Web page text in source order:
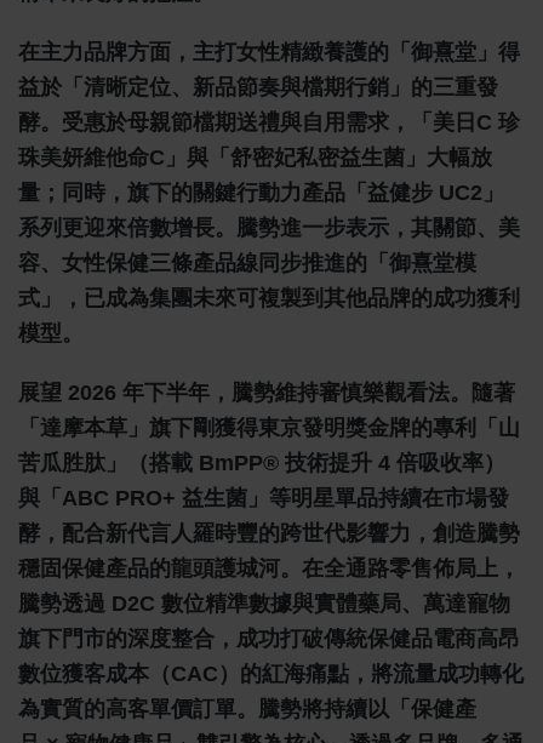
在主力品牌方面，主打女性精緻養護的「御熹堂」得
益於「清晰定位、新品節奏與檔期行銷」的三重發
酵。受惠於母親節檔期送禮與自用需求，「美日C 珍
珠美妍維他命C」與「舒密妃私密益生菌」大幅放
量；同時，旗下的關鍵行動力產品「益健步 UC2」
系列更迎來倍數增長。騰勢進一步表示，其關節、美
容、女性保健三條產品線同步推進的「御熹堂模
式」，已成為集團未來可複製到其他品牌的成功獲利
模型。
展望 2026 年下半年，騰勢維持審慎樂觀看法。隨著
「達摩本草」旗下剛獲得東京發明獎金牌的專利「山
苦瓜胜肽」（搭載 BmPP® 技術提升 4 倍吸收率）
與「ABC PRO+ 益生菌」等明星單品持續在市場發
酵，配合新代言人羅時豐的跨世代影響力，創造騰勢
穩固保健產品的龍頭護城河。在全通路零售佈局上，
騰勢透過 D2C 數位精準數據與實體藥局、萬達寵物
旗下門市的深度整合，成功打破傳統保健品電商高昂
數位獲客成本（CAC）的紅海痛點，將流量成功轉化
為實質的高客單價訂單。騰勢將持續以「保健產